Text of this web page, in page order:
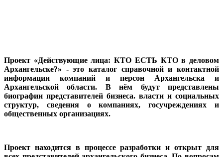
Проект «Действующие лица: КТО ЕСТЬ КТО в деловом
Архангельске?» - это каталог справочной и контактной
информации компаний и персон Архангельска и
Архангельской области. В нём будут представлены
биографии представителей бизнеса. власти и социальных
структур, сведения о компаниях, госучреждениях и
общественных организациях.
Проект находится в процессе разработки и открыт для